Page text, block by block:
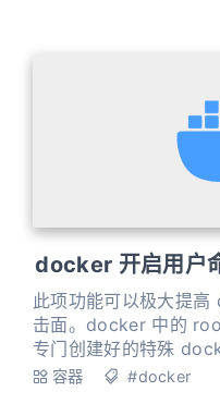
docker pull 如何使用代
docker 开启用户
此项功能可以极大提
击面。docker 中的
专门创建好的特殊
为 0 的 root 用户身份
容器 #docker